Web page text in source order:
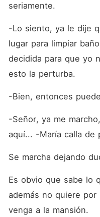
seriamente.
-Lo siento, ya le dije
lugar para limpiar
decidida para que yo
esto la perturba.
-Bien, entonces
-Señor, ya me
aquí... -María calla de
Se marcha dejando
Es obvio que sabe lo
además no quiere
venga a la mansión.